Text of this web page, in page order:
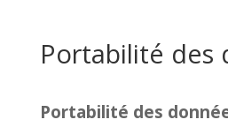
Portabilité des
Portabilité des